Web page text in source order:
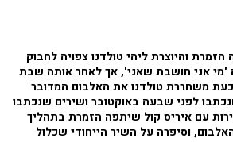
הזמרת והיוצרת ליהי טולדנו צפויה לחבוק
'מי אני חושבת שאני', אך לאחר אותה שבת
משחררת טולדנו את האלבום המדובר
לפני שבעה באוקטובר ושירים שנכתבו
עם איריס קול שיתפה הזמרת בתהליך
וסיפרה על השיר הייחודי שכלול